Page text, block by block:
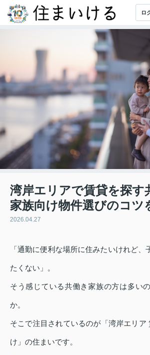
ロ
湾岸エリアで賃貸を探す
家族向け物件選びのコツ
2026.04.27
「通勤に便利な場所に住みたいけれど、
たくない」。
そう感じている共働き家族の方は多い
か。
そこで注目されているのが「湾岸エリア
け」の住まいです。